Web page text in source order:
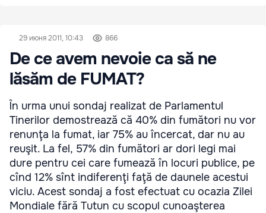
29 июня 2011, 10:43 866
De ce avem nevoie ca să ne
lăsăm de FUMAT?
În urma unui sondaj realizat de Parlamentul
Tinerilor demostrează că 40% din fumători nu vor
renunţa la fumat, iar 75% au încercat, dar nu au
reuşit. La fel, 57% din fumători ar dori legi mai
dure pentru cei care fumează în locuri publice, pe
cînd 12% sînt indiferenţi faţă de daunele acestui
viciu. Acest sondaj a fost efectuat cu ocazia Zilei
Mondiale fără Tutun cu scopul cunoaşterea